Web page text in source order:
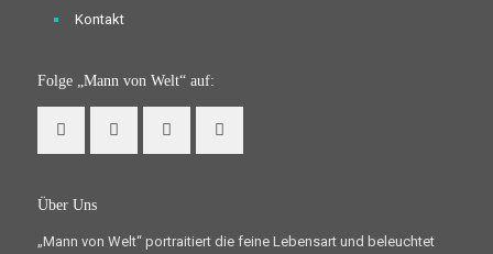
Kontakt
Folge „Mann von Welt“ auf:
Über Uns
„Mann von Welt“ portraitiert die feine Lebensart und beleuchtet